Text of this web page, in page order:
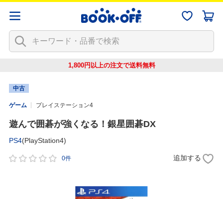
1,800円以上の注文で送料無料
中古
ゲーム プレイステーション4
遊んで囲碁が強くなる！銀星囲碁DX
PS4(PlayStation4)
0件 追加する